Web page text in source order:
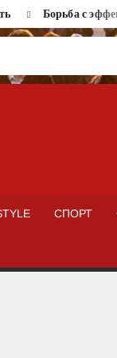
Борьба с
СПОРТ